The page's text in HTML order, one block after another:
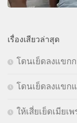
เรื่องเสียวล่าสุด
โดนเย็ดลงแขก
โดนเย็ดลงแขก
ให้เสี่ยเย็ดเมียเ